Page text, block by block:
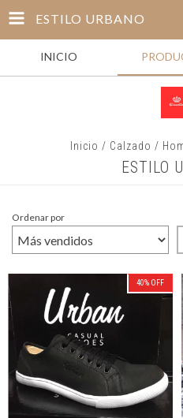
ESTILO URBANO
INICIO
Inicio / Calzado /
ESTILO
Ordenar por
40% OFF